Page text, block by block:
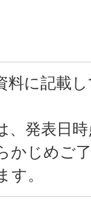
料に記載
、発表日
かじめご
す。